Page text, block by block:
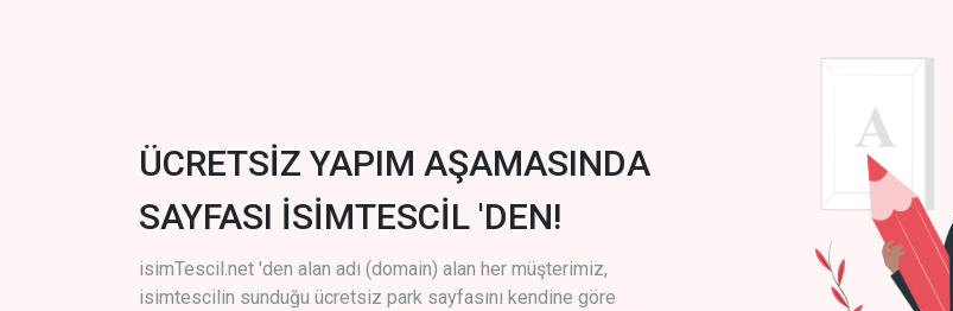
ÜCRETSİZ YAPIM AŞAMASINDA
SAYFASI İSİMTESCİL 'DEN!
isimTescil.net 'den alan adı (domain) alan her müşterimiz,
isimtescilin sunduğu ücretsiz park sayfasını kendine göre